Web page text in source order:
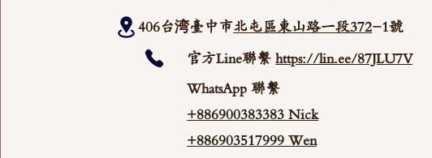
406台湾臺中市北屯區東山路一段372-1號
官方Line聯繫https://lin.ee/87JLU7V
WhatsApp 聯繫
+886900383383 Nick
+886903517999 Wen